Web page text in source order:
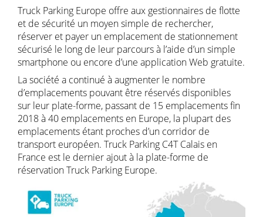
Truck Parking Europe offre aux gestionnaires de flotte
et de sécurité un moyen simple de rechercher,
réserver et payer un emplacement de stationnement
sécurisé le long de leur parcours à l’aide d’un simple
smartphone ou encore d’une application Web gratuite.
La société a continué à augmenter le nombre
d’emplacements pouvant être réservés disponibles
sur leur plate-forme, passant de 15 emplacements fin
2018 à 40 emplacements en Europe, la plupart des
emplacements étant proches d’un corridor de
transport européen. Truck Parking C4T Calais en
France est le dernier ajout à la plate-forme de
réservation Truck Parking Europe.